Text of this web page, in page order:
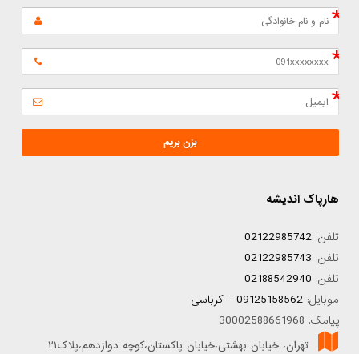
بزن بریم
هارپاک اندیشه
تلفن: 02122985742
تلفن: 02122985743
تلفن: 02188542940
موبایل: 09125158562 – کرباسی
پیامک: 30002588661968
تهران، خیابان بهشتی،خیابان پاکستان،کوچه دوازدهم،پلاک۲۱